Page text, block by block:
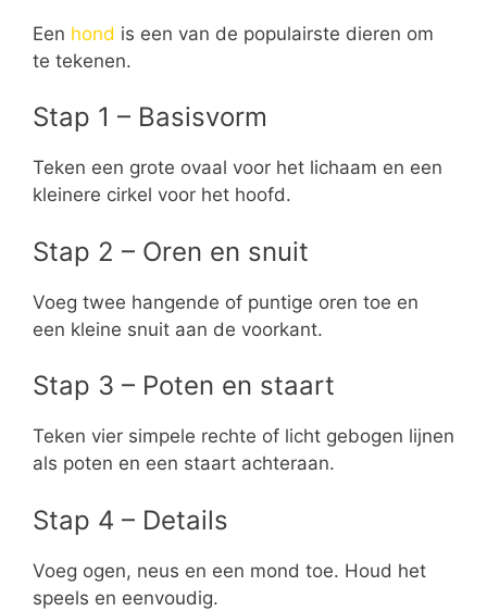
Een hond is een van de populairste dieren om
te tekenen.
Stap 1 – Basisvorm
Teken een grote ovaal voor het lichaam en een
kleinere cirkel voor het hoofd.
Stap 2 – Oren en snuit
Voeg twee hangende of puntige oren toe en
een kleine snuit aan de voorkant.
Stap 3 – Poten en staart
Teken vier simpele rechte of licht gebogen lijnen
als poten en een staart achteraan.
Stap 4 – Details
Voeg ogen, neus en een mond toe. Houd het
speels en eenvoudig.